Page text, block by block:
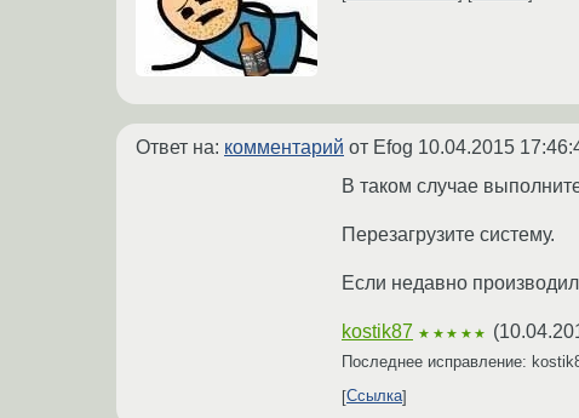
Ответ на: комментарий от Efog 10.04.2015
В таком случае
Перезагрузите систему.
Если недавно
kostik87 ★★★★★ (
Последнее исправление:
Ссылка